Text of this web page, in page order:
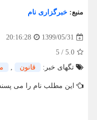
منبع: خبرگزاری نام
1399/05/31
20:16:28
5.0
/
5
تگهای خبر:
قانون ,
این مطلب نام را می